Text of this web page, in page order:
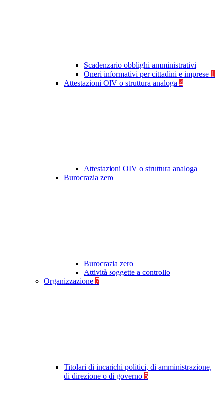
Scadenzario obblighi amministrativi
Oneri informativi per cittadini e imprese 1
Attestazioni OIV o struttura analoga 4
Attestazioni OIV o struttura analoga
Burocrazia zero
Burocrazia zero
Attività soggette a controllo
Organizzazione 7
Titolari di incarichi politici, di amministrazione,
di direzione o di governo 5